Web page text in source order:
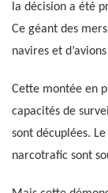
la décision a été
Ce géant des
navires et
Cette montée en
capacités de
sont décuplées.
narcotrafic sont